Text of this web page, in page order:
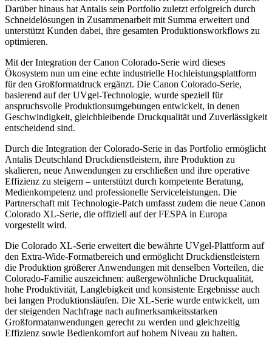
Darüber hinaus hat Antalis sein Portfolio zuletzt erfolgreich durch
Schneidelösungen in Zusammenarbeit mit Summa erweitert und
unterstützt Kunden dabei, ihre gesamten Produktionsworkflows zu
optimieren.
Mit der Integration der Canon Colorado-Serie wird dieses
Ökosystem nun um eine echte industrielle Hochleistungsplattform
für den Großformatdruck ergänzt. Die Canon Colorado-Serie,
basierend auf der UVgel-Technologie, wurde speziell für
anspruchsvolle Produktionsumgebungen entwickelt, in denen
Geschwindigkeit, gleichbleibende Druckqualität und Zuverlässigkeit
entscheidend sind.
Durch die Integration der Colorado-Serie in das Portfolio ermöglicht
Antalis Deutschland Druckdienstleistern, ihre Produktion zu
skalieren, neue Anwendungen zu erschließen und ihre operative
Effizienz zu steigern – unterstützt durch kompetente Beratung,
Medienkompetenz und professionelle Serviceleistungen. Die
Partnerschaft mit Technologie-Patch umfasst zudem die neue Canon
Colorado XL-Serie, die offiziell auf der FESPA in Europa
vorgestellt wird.
Die Colorado XL-Serie erweitert die bewährte UVgel-Plattform auf
den Extra-Wide-Formatbereich und ermöglicht Druckdienstleistern
die Produktion größerer Anwendungen mit denselben Vorteilen, die
Colorado-Familie auszeichnen: außergewöhnliche Druckqualität,
hohe Produktivität, Langlebigkeit und konsistente Ergebnisse auch
bei langen Produktionsläufen. Die XL-Serie wurde entwickelt, um
der steigenden Nachfrage nach aufmerksamkeitsstarken
Großformatanwendungen gerecht zu werden und gleichzeitig
Effizienz sowie Bedienkomfort auf hohem Niveau zu halten.